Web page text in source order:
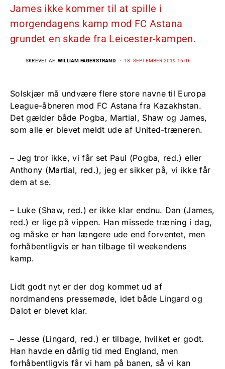
James ikke kommer til at spille i
morgendagens kamp mod FC Astana
grundet en skade fra Leicester-kampen.
SKREVET AF WILLIAM FAGERSTRAND 18. SEPTEMBER 2019 16:06
Solskjær må undvære flere store navne til Europa
League-åbneren mod FC Astana fra Kazakhstan.
Det gælder både Pogba, Martial, Shaw og James,
som alle er blevet meldt ude af United-træneren.
– Jeg tror ikke, vi får set Paul (Pogba, red.) eller
Anthony (Martial, red.), jeg er sikker på, vi ikke får
dem at se.
– Luke (Shaw, red.) er ikke klar endnu. Dan (James,
red.) er lige på vippen. Han missede træning i dag,
og måske er han længere ude end forventet, men
forhåbentligvis er han tilbage til weekendens
kamp.
Lidt godt nyt er der dog kommet ud af
nordmandens pressemøde, idet både Lingard og
Dalot er blevet klar.
– Jesse (Lingard, red.) er tilbage, hvilket er godt.
Han havde en dårlig tid med England, men
forhåbentligvis får vi ham på banen, så vi kan